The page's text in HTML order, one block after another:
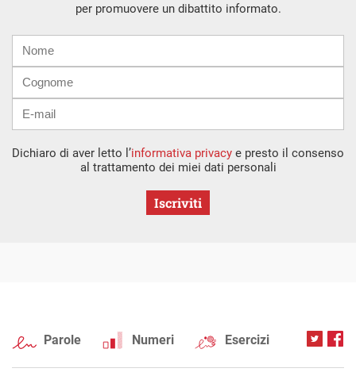
per promuovere un dibattito informato.
mail
Dichiaro di aver letto l’informativa privacy e presto il consenso
al trattamento dei miei dati personali
Iscriviti
Parole Numeri Esercizi